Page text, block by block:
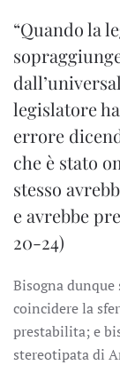
“Quando la
legislatore
errore
che è stato
stesso
e avrebbe
20-24)
Bisogna
coincidere la
prestabilita; e
stereotipata di